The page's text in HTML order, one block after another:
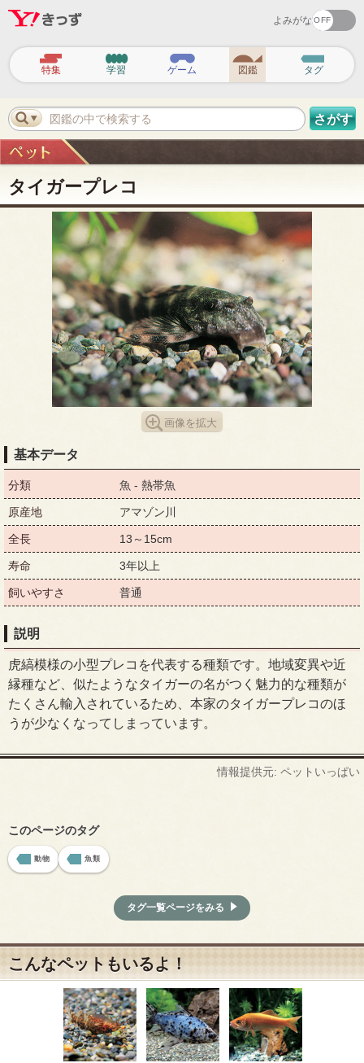
よみがな
ビ
ゲ
ー
シ
ョ
ン
特集 学習 ゲーム 図鑑 タグ
図鑑の中で検索する さがす
タイガープレコ
画像を拡大
基本データ
分類 魚 - 熱帯魚
原産地 アマゾン川
全長 13～15cm
寿命 3年以上
飼いやすさ 普通
説明
虎縞模様の小型プレコを代表する種類です。地域変異や近
縁種など、似たようなタイガーの名がつく魅力的な種類が
たくさん輸入されているため、本家のタイガープレコのほ
うが少なくなってしまっています。
情報提供元: ペットいっぱい
このページのタグ
動物 魚類
タグ一覧ページをみる
こんなペットもいるよ！